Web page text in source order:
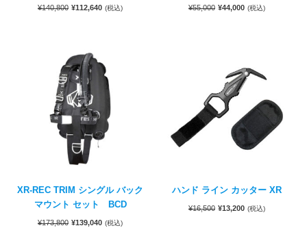
¥140,800 ¥112,640 (税込) ¥55,000 ¥44,000 (税込)
XR-REC TRIM シングル バック
マウント セット BCD
¥173,800 ¥139,040 (税込)
ハンド ライン カッター XR
¥16,500 ¥13,200 (税込)